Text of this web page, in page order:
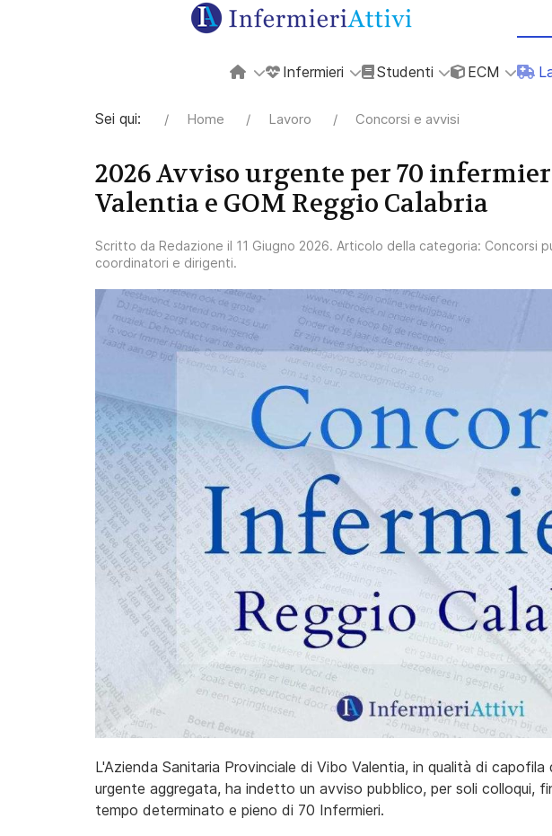
Infermieri Studenti ECM
Sei qui: Home Lavoro Concorsi e avvisi
2026 Avviso urgente per 70
Valentia e GOM Reggio Calabria
Scritto da Redazione il 11 Giugno 2026. Articolo della categoria: Concorsi
coordinatori e dirigenti.
L'Azienda Sanitaria Provinciale di Vibo Valentia, in qualità di
urgente aggregata, ha indetto un avviso pubblico, per soli colloqui,
tempo determinato e pieno di 70 Infermieri.